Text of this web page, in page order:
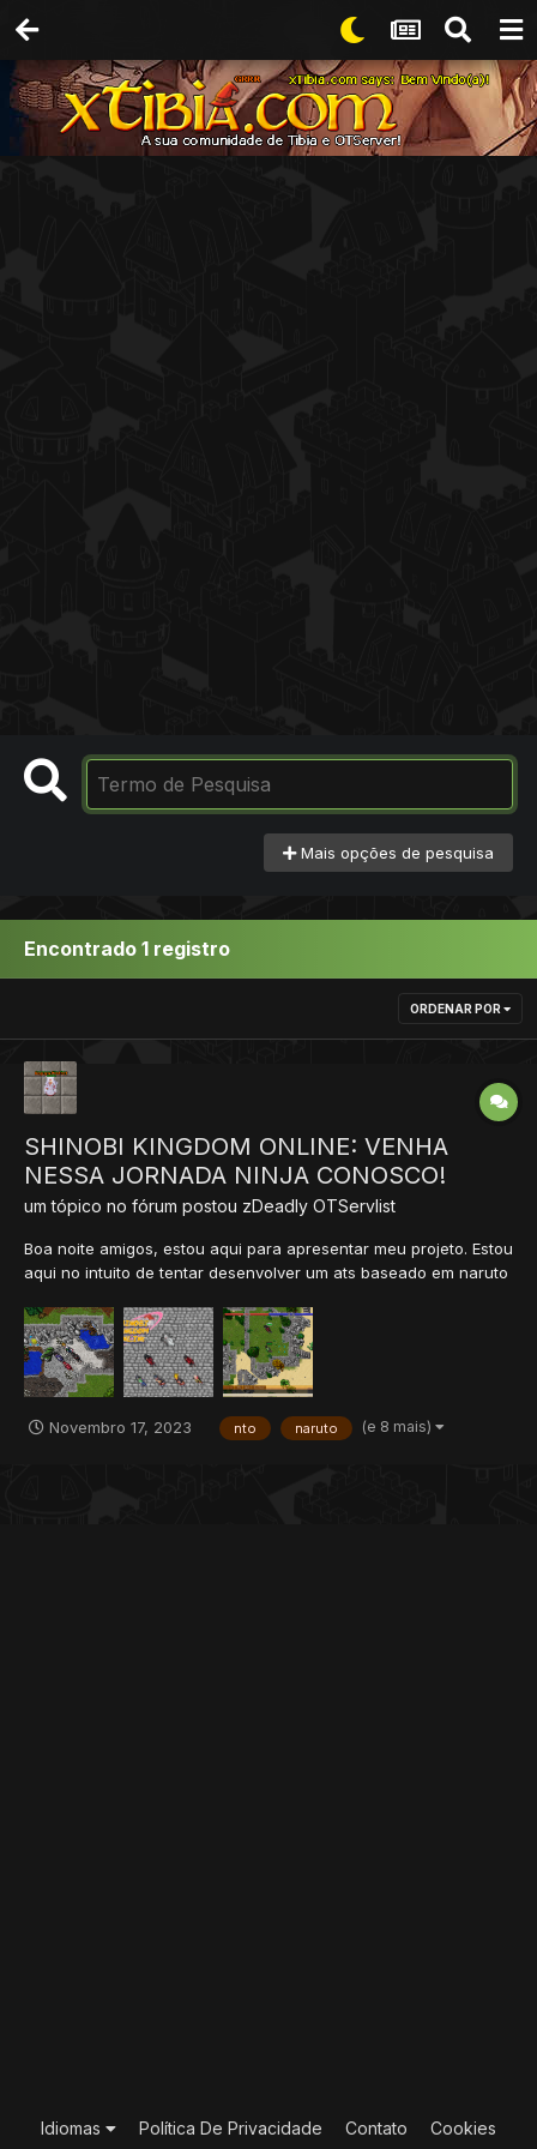
Mais opções de pesquisa
Encontrado 1 registro
ORDENAR POR
SHINOBI KINGDOM ONLINE: VENHA
NESSA JORNADA NINJA CONOSCO!
um tópico no fórum postou zDeadly OTServlist
Boa noite amigos, estou aqui para apresentar meu projeto. Estou
aqui no intuito de tentar desenvolver um ats baseado em naruto
próprio que ira lhe auxiliar na cura e com espaço para 1 magia
com finalidade de treino, assim focando que os pl...
Novembro 17, 2023 nto naruto (e 8 mais)
Idiomas Política De Privacidade Contato Cookies